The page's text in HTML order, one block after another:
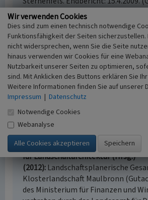
Auftrag des Landesamts für
Regierungspräsidium Stuttgart,
Denkmalpflege,
der Stadt Maulbronn (nicht
Kelberg.
Burggraaff, Peter; Kleefeld, Klaus-
Zickermann, Stephan (2010)
UNESCO-Welterbe Maulbronn -
umgebenden Kulturlandschaft.
Ergebnisse eines Fachgutachtens. In:
1+2, S. 13-23. Hamm.
Legner, Patricia; Schmid, Alexander;
(Bearb.); Weber, Ariane (Mitarb.) /
für Landschaftarchitektur (Hrsg.)
(2012) Landschaftsplanerische
Klosterlandschaft Maulbronn
des Ministerium für Finanzen und
Wir verwenden Cookies
Dies sind zum einen technisch notwendige
Funktionsfähigkeit der Seiten sicherzustellen.
nicht widersprechen, wenn Sie die Seite
hinaus verwenden wir Cookies für eine
Nutzbarkeit unserer Seiten zu optimieren,
sind. Mit Anklicken des Buttons erklären Sie
Weitere Informationen finden Sie auf unserer
Impressum | Datenschutz
Notwendige Cookies
Webanalyse